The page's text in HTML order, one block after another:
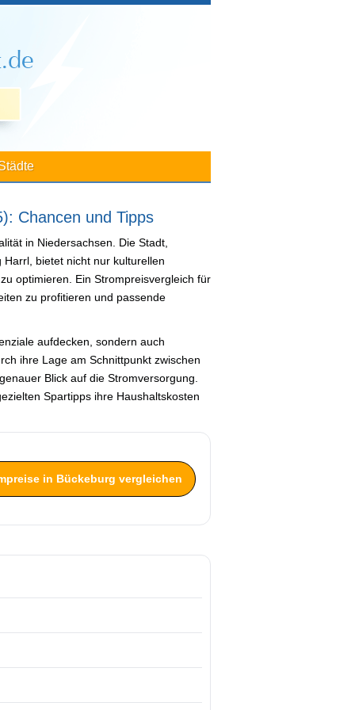
Chancen und Tipps
in Niedersachsen. Die Stadt,
bietet nicht nur kulturellen
optimieren. Ein Strompreisvergleich für
zu profitieren und passende
aufdecken, sondern auch
ihre Lage am Schnittpunkt zwischen
Blick auf die Stromversorgung.
Spartipps ihre Haushaltskosten
in Bückeburg vergleichen